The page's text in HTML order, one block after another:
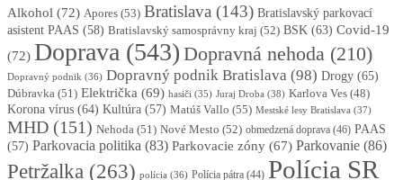
Alkohol (72) Apores (53) Bratislava (143) Bratislavský parkovací
asistent PAAS (58) Bratislavský samosprávny kraj (52) BSK (63) Covid-19
(72) Doprava (543) Dopravná nehoda (210)
Dopravný podnik (36) Dopravný podnik Bratislava (98) Drogy (65)
Dúbravka (51) Električka (69) hasiči (35) Juraj Droba (38) Karlova Ves (48)
Korona vírus (64) Kultúra (57) Matúš Vallo (55) Mestské lesy Bratislava (37)
MHD (151) Nehoda (51) Nové Mesto (52) obmedzená doprava (46) PAAS
(57) Parkovacia politika (83) Parkovacie zóny (67) Parkovanie (86)
Petržalka (263) polícia (36) Polícia pátra (44) Polícia SR